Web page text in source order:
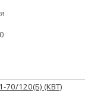
70/120(Б) (КВТ)